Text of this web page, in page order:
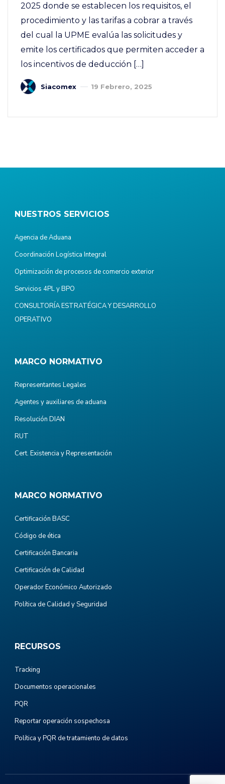
2025 donde se establecen los requisitos, el
procedimiento y las tarifas a cobrar a través
del cual la UPME evalúa las solicitudes y
emite los certificados que permiten acceder a
los incentivos de deducción […]
Siacomex 19 Febrero, 2025
NUESTROS SERVICIOS
Agencia de Aduana
Coordinación Logística Integral
Optimización de procesos de comercio exterior
Servicios 4PL y BPO
CONSULTORÍA ESTRATÉGICA Y DESARROLLO
OPERATIVO
MARCO NORMATIVO
Representantes Legales
Agentes y auxiliares de aduana
Resolución DIAN
RUT
Cert. Existencia y Representación
MARCO NORMATIVO
Certificación BASC
Código de ética
Certificación Bancaria
Certificación de Calidad
Operador Económico Autorizado
Política de Calidad y Seguridad
RECURSOS
Tracking
Documentos operacionales
PQR
Reportar operación sospechosa
Política y PQR de tratamiento de datos